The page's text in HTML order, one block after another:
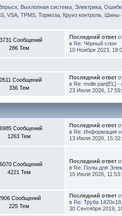
Выхлопная система, Электрика,
TPMS, Тормоза, Круиз контроль, Шины
Сообщений
286 Тем
Последний ответ
в Re: Чёрный слон
10 Ноября 2023,
Сообщений
336 Тем
Последний ответ
в Re: molle pan[EL] -
23 Июля 2026,
Сообщений
1263 Тем
Последний ответ
в Re: Информация о
13 Июля 2026,
Сообщений
4221 Тем
Последний ответ
в Re: Полы для
15 Июля 2026,
Сообщений
225 Тем
Последний ответ
в Re: Труба 1420х18
30 Сентября 2019,